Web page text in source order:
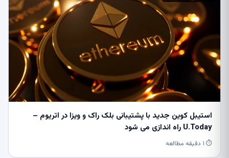
استیبل کوین جدید با پشتیبانی بلک راک و ویزا در اتریوم –
U.Today راه اندازی می شود
⏱ ۱ دقیقه مطالعه